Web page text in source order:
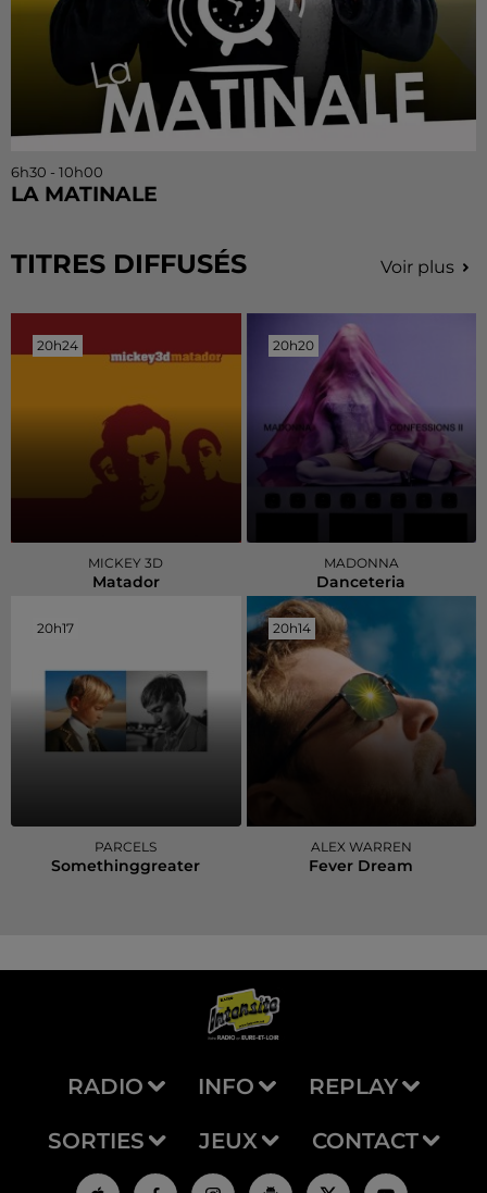
6h30 - 10h00
LA MATINALE
TITRES DIFFUSÉS Voir plus
20h24
20h24
MICKEY 3D
Matador
20h20
20h20
MADONNA
Danceteria
20h17
20h17
PARCELS
Somethinggreater
20h14
20h14
ALEX WARREN
Fever Dream
RADIO INFO REPLAY
SORTIES JEUX CONTACT